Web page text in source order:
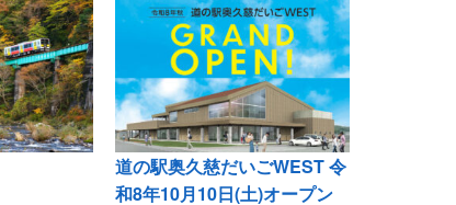
道の駅奥久慈だいごWEST 令
和8年10月10日(土)オープン